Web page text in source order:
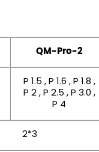
QM-Pro-2
P 1.5 , P 1.6 , P 1.8 ,
P 2 , P 2.5 , P 3.0 ,
P 4
2*3